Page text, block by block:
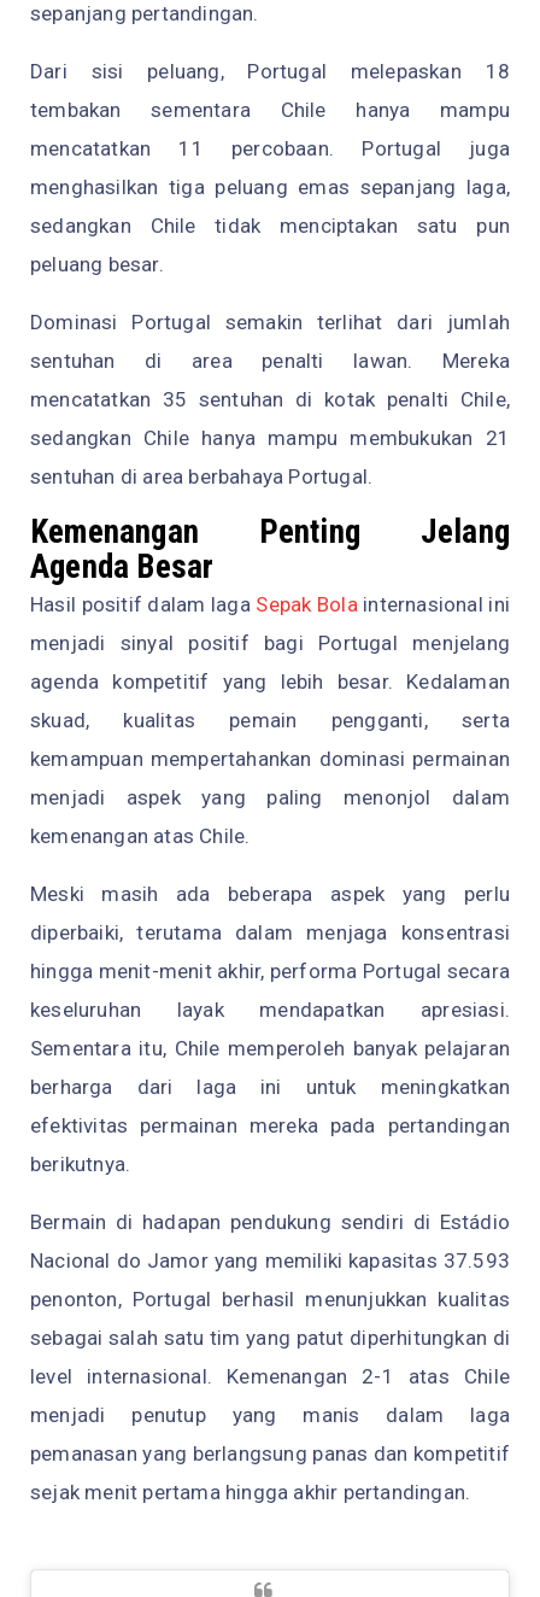
sepanjang pertandingan.
Dari sisi peluang, Portugal melepaskan 18
tembakan sementara Chile hanya mampu
mencatatkan 11 percobaan. Portugal juga
menghasilkan tiga peluang emas sepanjang laga,
sedangkan Chile tidak menciptakan satu pun
peluang besar.
Dominasi Portugal semakin terlihat dari jumlah
sentuhan di area penalti lawan. Mereka
mencatatkan 35 sentuhan di kotak penalti Chile,
sedangkan Chile hanya mampu membukukan 21
sentuhan di area berbahaya Portugal.
Kemenangan Penting Jelang
Agenda Besar
Hasil positif dalam laga Sepak Bolainternasional ini
menjadi sinyal positif bagi Portugal menjelang
agenda kompetitif yang lebih besar. Kedalaman
skuad, kualitas pemain pengganti, serta
kemampuan mempertahankan dominasi permainan
menjadi aspek yang paling menonjol dalam
kemenangan atas Chile.
Meski masih ada beberapa aspek yang perlu
diperbaiki, terutama dalam menjaga konsentrasi
hingga menit-menit akhir, performa Portugal secara
keseluruhan layak mendapatkan apresiasi.
Sementara itu, Chile memperoleh banyak pelajaran
berharga dari laga ini untuk meningkatkan
efektivitas permainan mereka pada pertandingan
berikutnya.
Bermain di hadapan pendukung sendiri di Estádio
Nacional do Jamor yang memiliki kapasitas 37.593
penonton, Portugal berhasil menunjukkan kualitas
sebagai salah satu tim yang patut diperhitungkan di
level internasional. Kemenangan 2-1 atas Chile
menjadi penutup yang manis dalam laga
pemanasan yang berlangsung panas dan kompetitif
sejak menit pertama hingga akhir pertandingan.